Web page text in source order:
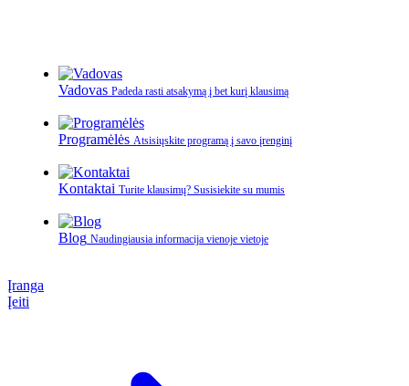
Vadovas Padeda rasti atsakymą į bet kurį klausimą
Programėlės Atsisiųskite programą į savo įrenginį
Kontaktai Turite klausimų? Susisiekite su mumis
Blog Naudingiausia informacija vienoje vietoje
Įranga
Įeiti